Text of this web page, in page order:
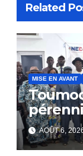
Related
MISE EN AVANT
AOÛT 6,